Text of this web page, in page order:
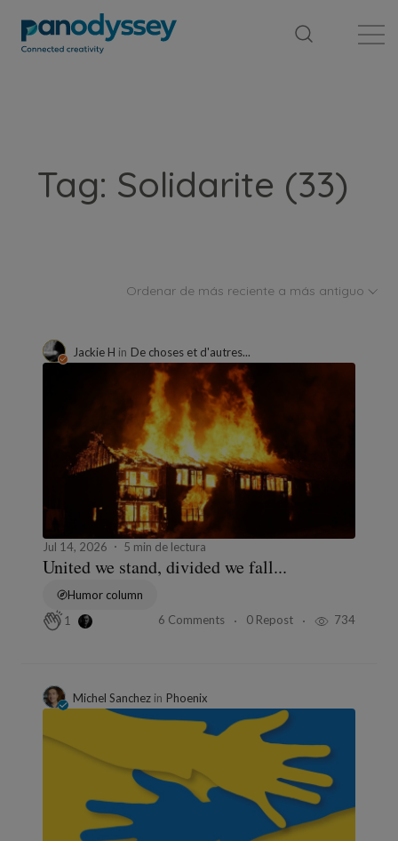
Tag: Solidarite (33)
Ordenar de más reciente a más antiguo
Jackie H in De choses et d'autres...
Jul 14, 2026 5 min de lectura
United we stand, divided we fall...
Humor column
1
6 Comments 0 Repost 734
Michel Sanchez in Phoenix